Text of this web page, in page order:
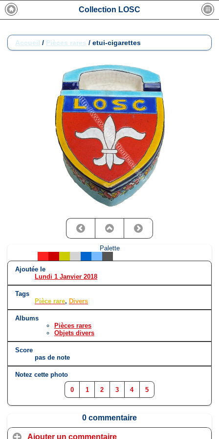
Collection LOSC
Accueil / Pièces rares / etui-cigarettes
Palette
Ajoutée le
Lundi 1 Janvier 2018
Tags
Pièce rare, Divers
Albums
Pièces rares
Objets divers
Score
pas de note
Notez cette photo
0 1 2 3 4 5
0 commentaire
Ajouter un commentaire